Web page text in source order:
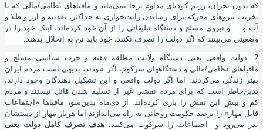
که بدون بحران، رﮊیم کودتای مداوم برجا نمیماند و مافیاهای نظامی/مالی که با
تخریب نیروهای محرکه برای رساندن رانتخواری به حداکثر، نقدینه و ارز و طلا و
آب و ... و نیروی مسلح و دستگاه تبلیغاتی را از آن خود کرده اند، اینک خود را در
وضعیتی میبینند که اگر دولت را تصرف نکنند، خود باید تن به انحلال بدهند.
2. دولت واقعی یعنی دستگاه ولایت مطلقه فقیه و حزب سیاسی مسلح و
مافیاهای نظامی/مالی و دستگاههای سرکوب اگر نبودند، بدیهی است مردم ایران
بهتر زندگی میکردند. اما اگر دولت واقعی و این تشکیل دهندگان وجود دارند،
بدینخاطر است که برای مردم نقشی غیر از تسلیم شدن قائل نیستند و مردم
کم و بیش این نقش را بازی کرده اند. از دیماه بدینسو، مافیاها «اجتماعات
قابل مهار» را برضد حکومت روحانی به راه می اندازند اما هربار مهار از دستشان
بدر میرود و اجتماعات را سرکوب میکنند. هدف تصرف کامل دولت یعنی